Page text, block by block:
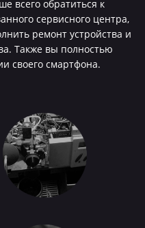
всего обратиться к
сервисного центра,
ремонт устройства и
Также вы полностью
своего смартфона.